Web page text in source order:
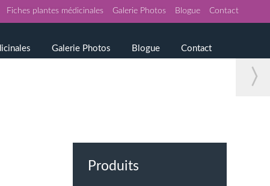
Fiches plantes médicinales Galerie Photos Blogue Contact
Galerie Photos Blogue Contact
〉
Produits